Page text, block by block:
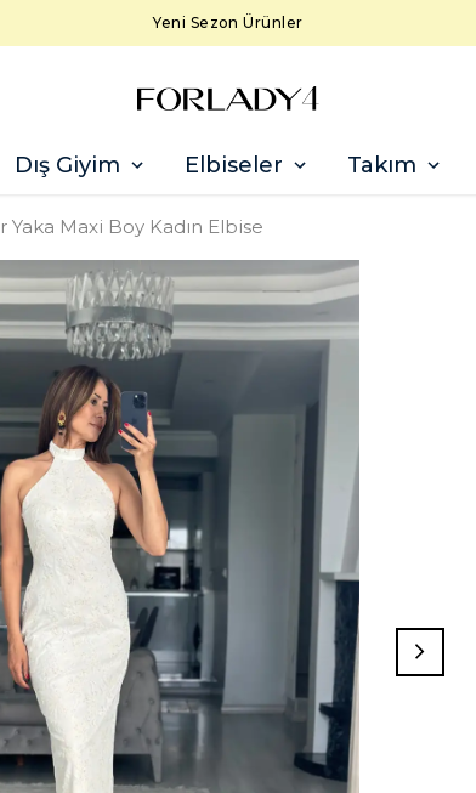
Yeni Sezon Ürünler
Dış Giyim Elbiseler Takım
Maxi Boy Kadın Elbise